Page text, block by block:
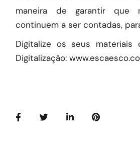
maneira de garantir que
continuem a ser contadas,
Digitalize os seus materiais
Digitalização: